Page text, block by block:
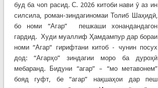
буд ба чоп расид. С. 2026 китоби нави ӯ аз ин
силсила, роман-зиндагиномаи Толиб Шаҳидӣ,
бо номи “Агар” пешкаши хонандандагон
гардид. Худи муаллиф Ҳамдампур дар бораи
номи “Агар“ гирифтани китоб - чунин посух
дод: “Агарҳо” зиндагии моро ба дуроҳӣ
мебаранд. Бидуни “агар” – “мо метавонем”
бояд гуфт, бе “агар” нақшаҳои дар пеш